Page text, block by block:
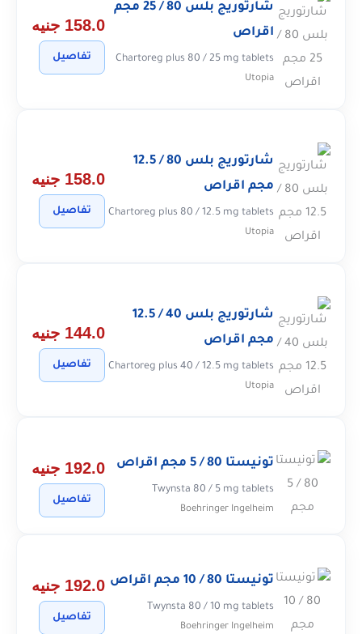
شارتوريج بلس 80 / 25 مجم
اقراص
Chartoreg plus 80 / 25 mg tablets
Utopia
158.0 جنيه
تفاصيل
شارتوريج بلس 80 / 12.5
مجم اقراص
Chartoreg plus 80 / 12.5 mg tablets
Utopia
158.0 جنيه
تفاصيل
شارتوريج بلس 40 / 12.5
مجم اقراص
Chartoreg plus 40 / 12.5 mg tablets
Utopia
144.0 جنيه
تفاصيل
تونيستا 80 / 5 مجم اقراص
Twynsta 80 / 5 mg tablets
Boehringer Ingelheim
192.0 جنيه
تفاصيل
تونيستا 80 / 10 مجم اقراص
Twynsta 80 / 10 mg tablets
Boehringer Ingelheim
192.0 جنيه
تفاصيل